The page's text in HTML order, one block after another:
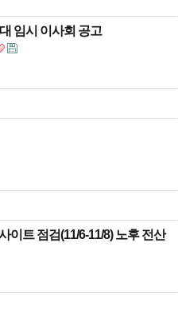
임시 이사회 공고
이트 점검(11/6-11/8) 노후 전산